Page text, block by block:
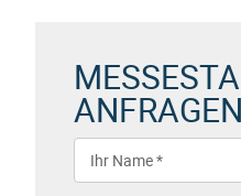
ANFRAGEN